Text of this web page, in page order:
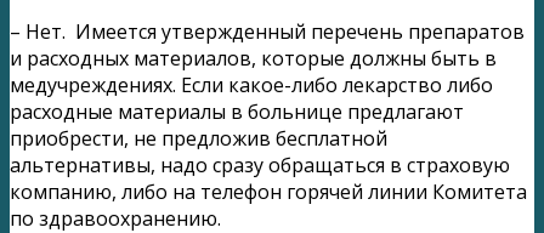
– Нет. Имеется утвержденный перечень препаратов
и расходных материалов, которые должны быть в
медучреждениях. Если какое-либо лекарство либо
расходные материалы в больнице предлагают
приобрести, не предложив бесплатной
альтернативы, надо сразу обращаться в страховую
компанию, либо на телефон горячей линии Комитета
по здравоохранению.